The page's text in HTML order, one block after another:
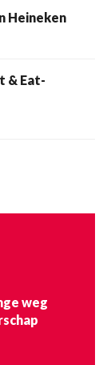
Heineken
& Eat-
weg